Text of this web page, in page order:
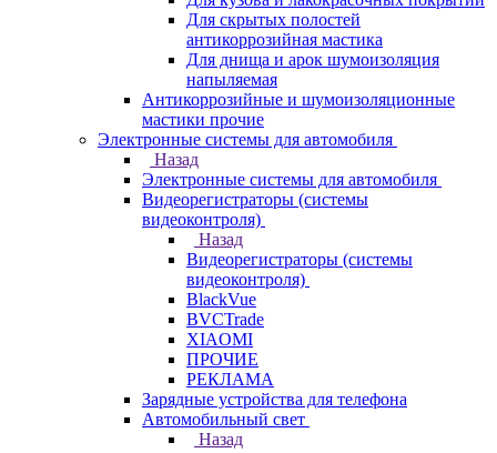
Для скрытых полостей
антикоррозийная мастика
Для днища и арок шумоизоляция
напыляемая
Антикоррозийные и шумоизоляционные
мастики прочие
Электронные системы для автомобиля
Назад
Электронные системы для автомобиля
Видеорегистраторы (системы
видеоконтроля)
Назад
Видеорегистраторы (системы
видеоконтроля)
BlackVue
BVCTrade
XIAOMI
ПРОЧИЕ
РЕКЛАМА
Зарядные устройства для телефона
Автомобильный свет
Назад